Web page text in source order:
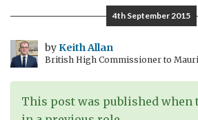
вольностей
путешествие
длиной
в
800
лет
4th September 2015
byKeith Allan
British High Commissioner to
This post was published when